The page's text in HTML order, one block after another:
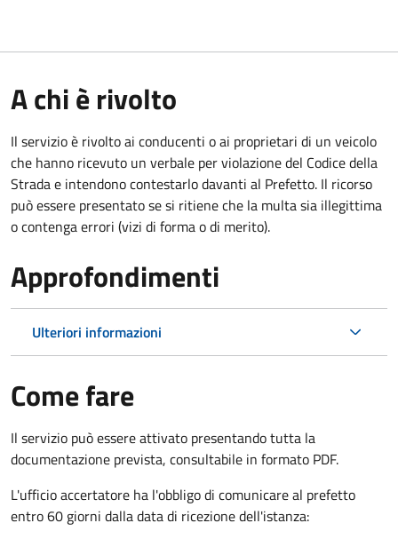
A chi è rivolto
Il servizio è rivolto ai conducenti o ai proprietari di un veicolo
che hanno ricevuto un verbale per violazione del Codice della
Strada e intendono contestarlo davanti al Prefetto. Il ricorso
può essere presentato se si ritiene che la multa sia illegittima
o contenga errori (vizi di forma o di merito).
Approfondimenti
Ulteriori informazioni
Come fare
Il servizio può essere attivato presentando tutta la
documentazione prevista, consultabile in formato PDF.
L'ufficio accertatore ha l'obbligo di comunicare al prefetto
entro 60 giorni dalla data di ricezione dell'istanza: